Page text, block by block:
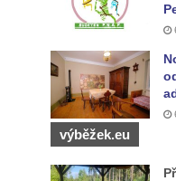
výběžek.eu